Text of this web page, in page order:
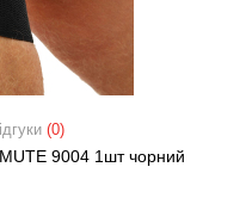
(0)
MUTE 9004 1шт чорний